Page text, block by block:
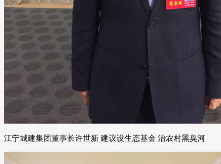
江宁城建集团董事长许世新 建议设生态基金 治农村黑臭河